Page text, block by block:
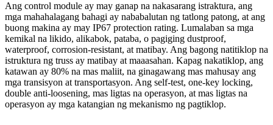
Ang control module ay may ganap na nakasarang istraktura, ang
mga mahahalagang bahagi ay nababalutan ng tatlong patong, at ang
buong makina ay may IP67 protection rating. Lumalaban sa mga
kemikal na likido, alikabok, pataba, o pagiging dustproof,
waterproof, corrosion-resistant, at matibay. Ang bagong natitiklop na
istruktura ng truss ay matibay at maaasahan. Kapag nakatiklop, ang
katawan ay 80% na mas maliit, na ginagawang mas mahusay ang
mga transisyon at transportasyon. Ang self-test, one-key locking,
double anti-loosening, mas ligtas na operasyon, at mas ligtas na
operasyon ay mga katangian ng mekanismo ng pagtiklop.